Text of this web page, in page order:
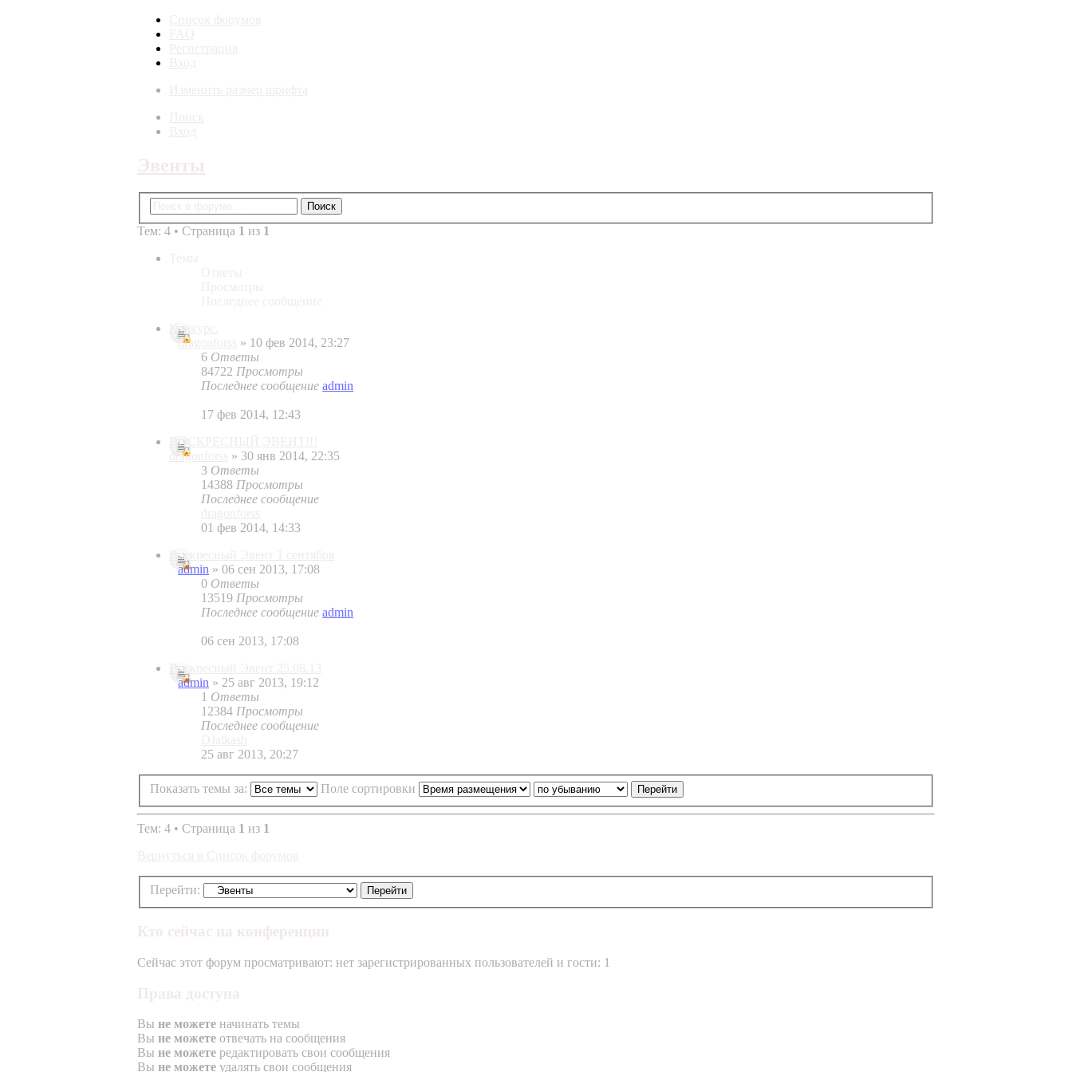
Тем: 4 • Страница 1 из 1
Конкурс.
dragonforss
» 10 фев 2014, 23:27
6 Ответы
84722 Просмотры
Последнее сообщение admin
17 фев 2014, 12:43
ВОСКРЕСНЫЙ ЭВЕНТ!!!
dragonforss
» 30 янв 2014, 22:35
3 Ответы
14388 Просмотры
Последнее сообщение
01 фев 2014, 14:33
Воскресный Эвент 1 сентября
admin » 06 сен 2013, 17:08
0 Ответы
13519 Просмотры
Последнее сообщение admin
06 сен 2013, 17:08
Воскресный Эвент 25.08.13
admin » 25 авг 2013, 19:12
1 Ответы
12384 Просмотры
Последнее сообщение
25 авг 2013, 20:27
Показать темы за: Поле сортировки
Тем: 4 • Страница 1 из 1
Перейти:
Сейчас этот форум просматривают: нет зарегистрированных пользователей и гости: 1
Вы не можете начинать темы
Вы не можете отвечать на сообщения
Вы не можете редактировать свои сообщения
Вы не можете удалять свои сообщения